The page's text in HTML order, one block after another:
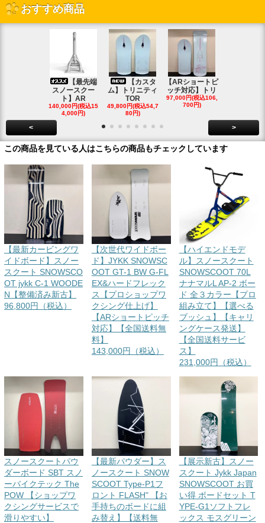
おすすめ商品
【最先端
スノースクー
ト】AR
140,000円(税込15
4,000円)
【カスタ
ム】トリニティ
TOR
49,800円(税込54,7
80円)
【ARショートピ
ッチ対応】トリ
97,000円(税込106,
700円)
< >
この商品を見ている人はこちらの商品もチェックしています
【最新カービングワ
イドボード】スノー
スクート SNOWSCO
OT jykk C-1 WOODE
N【整備済み新古】
96,800円（税込）
【次世代ワイドボー
ド】JYKK SNOWSC
OOT GT-1 BW G-FL
EX&ハードフレック
ス【プロショップワ
クシング仕上げ】
【ARショートピッチ
対応】【全国送料無
料】
143,000円（税込）
【ハイエンドモデ
ル】スノースクート
SNOWSCOOT 70L
ナナマルL AP-2 ボー
ド 全３カラー【プロ
組み立て】【選べる
ブッシュ】【キャリ
ングケース発送】
【全国送料サービ
ス】
231,000円（税込）
スノースクートパウ
ダーボード SBT スノ
ーバイクテック The
POW 【ショップワ
クシングサービスで
滑りやすい】
【最新パウダー】ス
ノースクート SNOW
SCOOT Type-P1フ
ロント FLASH" 【お
手持ちのボードに組
み替え】【送料無
【展示新古】スノー
スクート Jykk Japan
SNOWSCOOT お買
い得 ボードセット T
YPE-G1ソフトフレ
ックス モスグリーン